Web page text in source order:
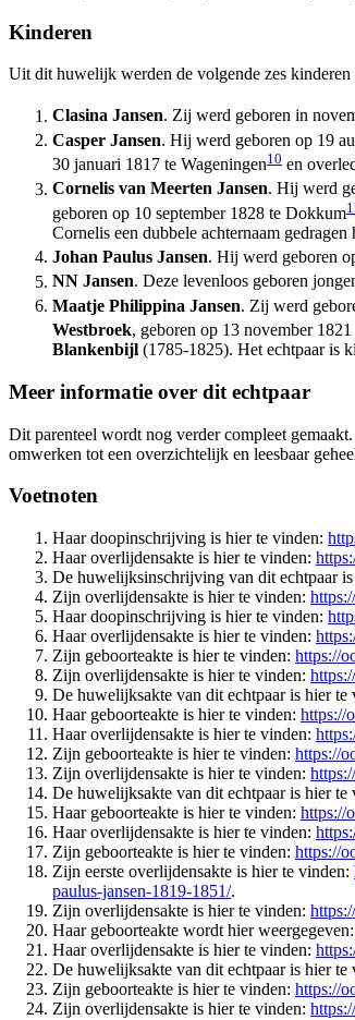
Kinderen
Uit dit huwelijk werden de volgende zes kinderen
Clasina Jansen. Zij werd geboren in
Casper Jansen. Hij werd geboren op 19
30 januari 1817 te Wageningen10 en
Cornelis van Meerten Jansen. Hij werd
geboren op 10 september 1828 te Dokkum
Cornelis een dubbele achternaam
Johan Paulus Jansen. Hij werd geboren
NN Jansen. Deze levenloos geboren
Maatje Philippina Jansen. Zij werd
Westbroek, geboren op 13 november
Blankenbijl (1785-1825). Het echtpaar is
Meer informatie over dit echtpaar
Dit parenteel wordt nog verder compleet
omwerken tot een overzichtelijk en leesbaar
Voetnoten
Haar doopinschrijving is hier te vinden:
Haar overlijdensakte is hier te vinden:
De huwelijksinschrijving van dit echtpaar
Zijn overlijdensakte is hier te vinden:
Haar doopinschrijving is hier te vinden:
Haar overlijdensakte is hier te vinden:
Zijn geboorteakte is hier te vinden: https://
Zijn overlijdensakte is hier te vinden:
De huwelijksakte van dit echtpaar is hier te
Haar geboorteakte is hier te vinden: https://
Haar overlijdensakte is hier te vinden:
Zijn geboorteakte is hier te vinden: https://
Zijn overlijdensakte is hier te vinden:
De huwelijksakte van dit echtpaar is hier te
Haar geboorteakte is hier te vinden: https://
Haar overlijdensakte is hier te vinden:
Zijn geboorteakte is hier te vinden: https://
Zijn eerste overlijdensakte is hier te vinden:
paulus-jansen-1819-1851/.
Zijn overlijdensakte is hier te vinden:
Haar geboorteakte wordt hier weergegeven:
Haar overlijdensakte is hier te vinden:
De huwelijksakte van dit echtpaar is hier te
Zijn geboorteakte is hier te vinden: https://
Zijn overlijdensakte is hier te vinden: